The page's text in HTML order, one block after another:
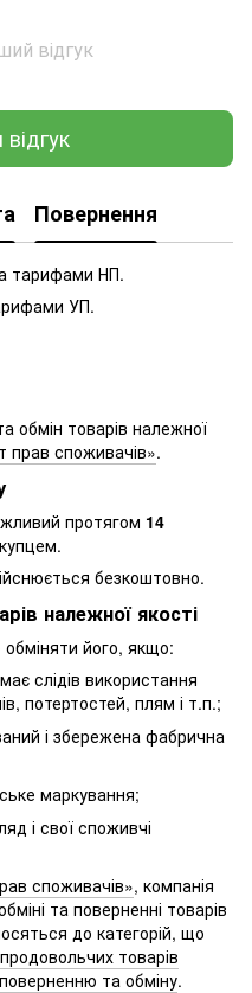
відгук
Повернення
тарифами НП.
УП.
обмін товарів належної
прав споживачів».
протягом 14
безкоштовно.
належної якості
його, якщо:
слідів використання
потертостей, плям і т.п.;
і збережена фабрична
маркування;
і свої споживчі
споживачів», компанія
та поверненні товарів
до категорій, що
товарів
та обміну.